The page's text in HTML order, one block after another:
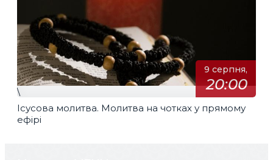
9 серпня,
20:00
\
Ісусова молитва. Молитва на чотках у прямому
ефірі